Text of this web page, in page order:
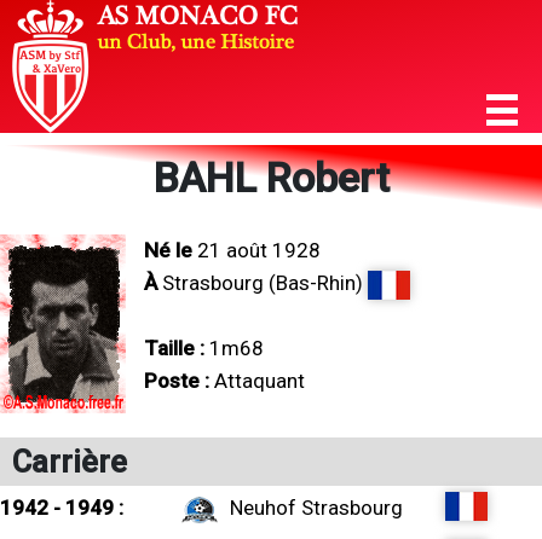
BAHL Robert
Né le 21 août 1928
ÀStrasbourg (Bas-Rhin)
Taille : 1m68
Poste : Attaquant
Carrière
1942 - 1949 :
Neuhof Strasbourg